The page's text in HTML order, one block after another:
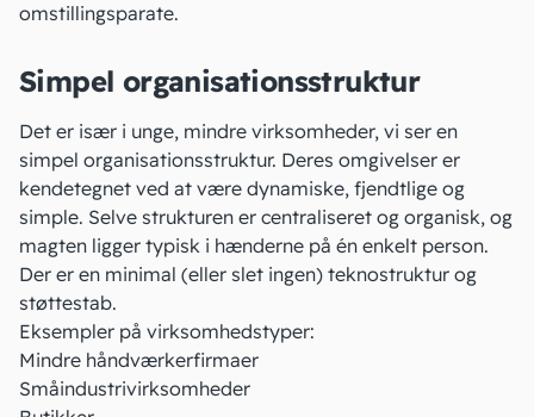
omstillingsparate.
Simpel organisationsstruktur
Det er især i unge, mindre virksomheder, vi ser en
simpel organisationsstruktur. Deres omgivelser er
kendetegnet ved at være dynamiske, fjendtlige og
simple. Selve strukturen er centraliseret og organisk, og
magten ligger typisk i hænderne på én enkelt person.
Der er en minimal (eller slet ingen) teknostruktur og
støttestab.
Eksempler på virksomhedstyper:
Mindre håndværkerfirmaer
Småindustrivirksomheder